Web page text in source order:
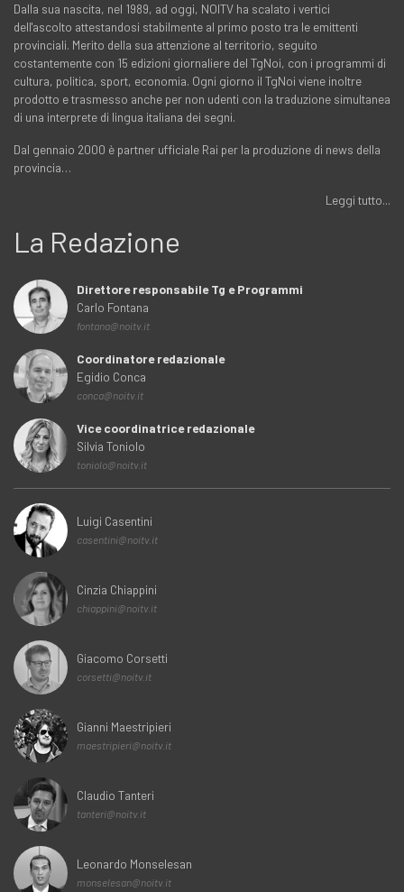
Dalla sua nascita, nel 1989, ad oggi, NOITV ha scalato i vertici
dell'ascolto attestandosi stabilmente al primo posto tra le emittenti
provinciali. Merito della sua attenzione al territorio, seguito
costantemente con 15 edizioni giornaliere del TgNoi, con i programmi di
cultura, politica, sport, economia. Ogni giorno il TgNoi viene inoltre
prodotto e trasmesso anche per non udenti con la traduzione simultanea
di una interprete di lingua italiana dei segni.
Dal gennaio 2000 è partner ufficiale Rai per la produzione di news della
provincia…
Leggi tutto...
La Redazione
Direttore responsabile Tg e Programmi
Carlo Fontana
fontana@noitv.it
Coordinatore redazionale
Egidio Conca
conca@noitv.it
Vice coordinatrice redazionale
Silvia Toniolo
toniolo@noitv.it
Luigi Casentini
casentini@noitv.it
Cinzia Chiappini
chiappini@noitv.it
Giacomo Corsetti
corsetti@noitv.it
Gianni Maestripieri
maestripieri@noitv.it
Claudio Tanteri
tanteri@noitv.it
Leonardo Monselesan
monselesan@noitv.it